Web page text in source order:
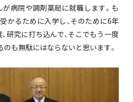
が病院や調剤薬局に就職します。も
かるために入学し、そのために6年
研究に打ち込んで、そこでもう一度
も無駄にはならないと思います。